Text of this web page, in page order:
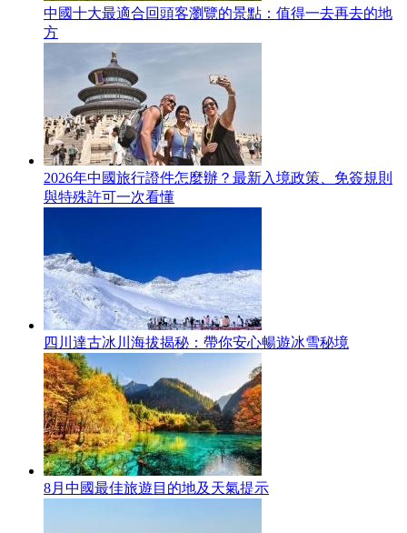
中國十大最適合回頭客瀏覽的景點：值得一去再去的地
方
2026年中國旅行證件怎麼辦？最新入境政策、免簽規則
與特殊許可一次看懂
四川達古冰川海拔揭秘：帶你安心暢遊冰雪秘境
8月中國最佳旅遊目的地及天氣提示